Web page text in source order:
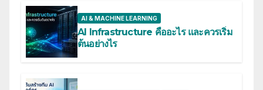
AI & MACHINE LEARNING
AI Infrastructure คืออะไร และควรเริ่ม
ต้นอย่างไร